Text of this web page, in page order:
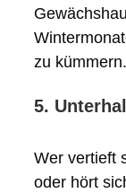
zu kümmern.
5.
Wer vertieft
oder hört